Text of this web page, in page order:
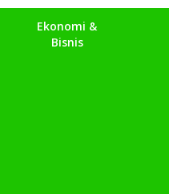
Ekonomi &
Bisnis